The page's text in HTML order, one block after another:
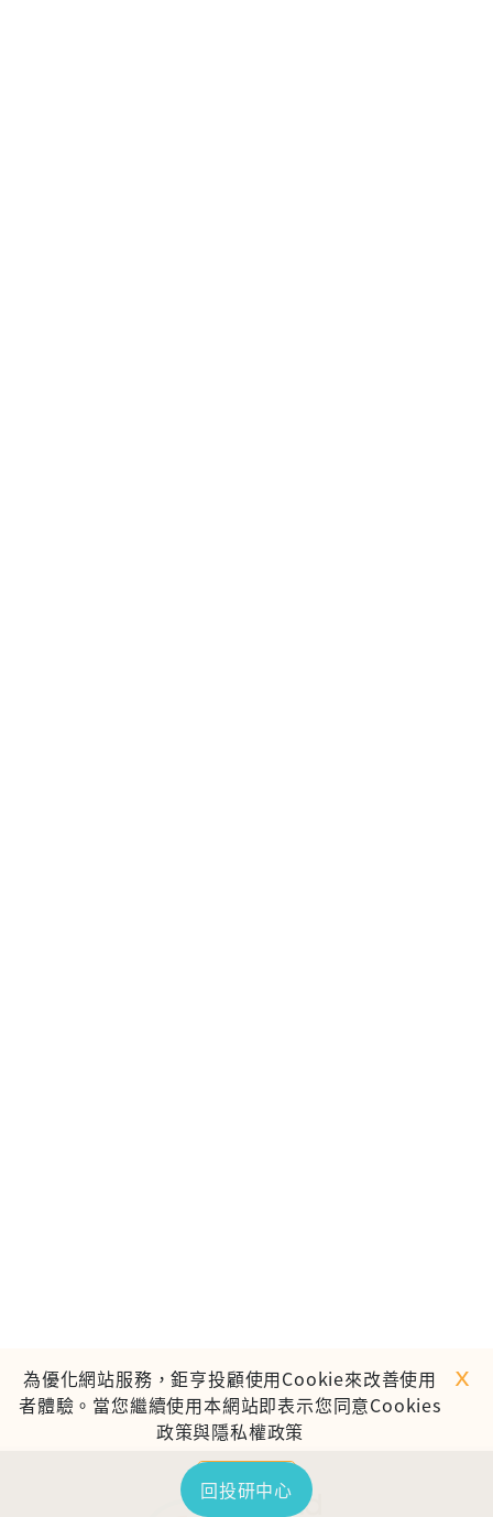
回投研中心
TOP
為優化網站服務，鉅亨投顧使用Cookie來改善使用
者體驗。當您繼續使用本網站即表示您同意Cookies
政策與隱私權政策
繼續使用
ｘ